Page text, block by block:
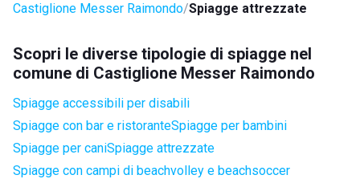
Castiglione Messer Raimondo Spiagge attrezzate
Scopri le diverse tipologie di spiagge nel
comune di Castiglione Messer Raimondo
Spiagge accessibili per disabili
Spiagge con bar e ristoranteSpiagge per bambini
Spiagge per caniSpiagge attrezzate
Spiagge con campi di beachvolley e beachsoccer